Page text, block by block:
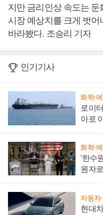
지만 금리인상 속도는
시장 예상치를 크게 벗어
바라봤다. 조승리 기자
인기기사
화학·
로이
아로
화학·
'한수
원자
자동차
현대